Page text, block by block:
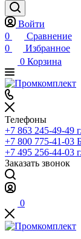
Войти
0
Сравнение
0
Избранное
0 Корзина
Телефоны
+7 863 245-49-49
+7 800 775-41-03
+7 495 256-44-03
Заказать звонок
0